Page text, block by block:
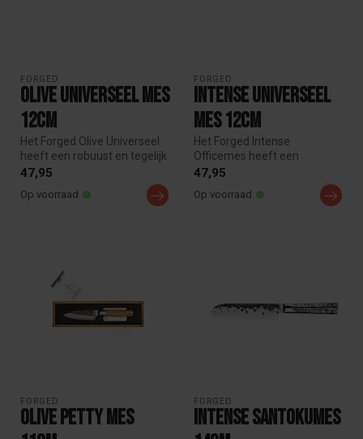
FORGED
Olive Universeel mes
12cm
Het Forged Olive Universeel
heeft een robuust en tegelijk
een subtiel uiterlijk...
47,95
Op voorraad
FORGED
Intense Universeel
mes 12cm
Het Forged Intense
Officemes heeft een
robuust, stoer en industrieel
47,95
Op voorraad
FORGED
Olive Petty mes
FORGED
Intense Santokumes